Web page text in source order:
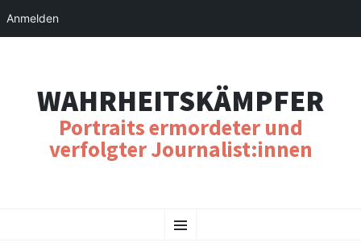
WAHRHEITSKÄMPFER
Portraits ermordeter und
verfolgter Journalist:innen
Menu
TO
Anmelden